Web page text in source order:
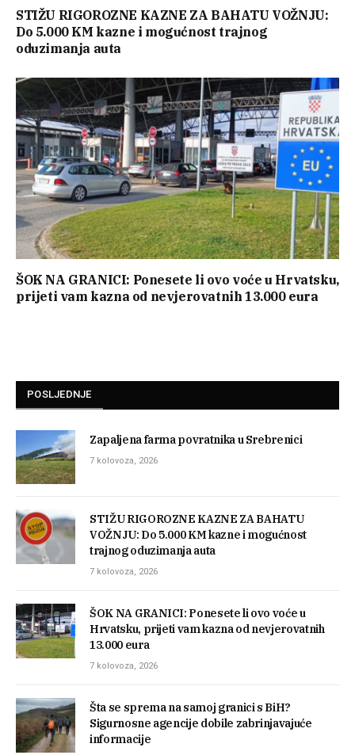
STIŽU RIGOROZNE KAZNE ZA BAHATU VOŽNJU:
Do 5.000 KM kazne i mogućnost trajnog
oduzimanja auta
ŠOK NA GRANICI: Ponesete li ovo voće u Hrvatsku,
prijeti vam kazna od nevjerovatnih 13.000 eura
POSLJEDNJE
Zapaljena farma povratnika u Srebrenici
7 kolovoza, 2026
STIŽU RIGOROZNE KAZNE ZA BAHATU
VOŽNJU: Do 5.000 KM kazne i mogućnost
trajnog oduzimanja auta
7 kolovoza, 2026
ŠOK NA GRANICI: Ponesete li ovo voće u
Hrvatsku, prijeti vam kazna od nevjerovatnih
13.000 eura
7 kolovoza, 2026
Šta se sprema na samoj granici s BiH?
Sigurnosne agencije dobile zabrinjavajuće
informacije